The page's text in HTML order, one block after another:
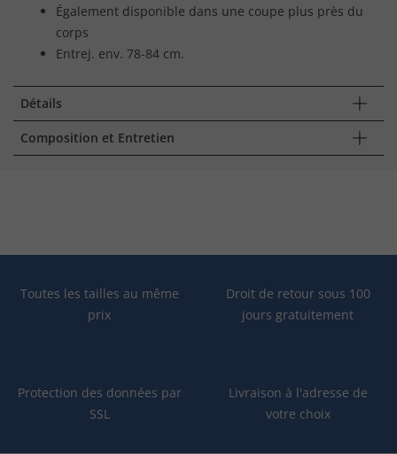
Également disponible dans une coupe plus près du
corps
Entrej. env. 78-84 cm.
Détails
Composition et Entretien
Toutes les tailles au même
prix
Droit de retour sous 100
jours gratuitement
Protection des données par
SSL
Livraison à l'adresse de
votre choix